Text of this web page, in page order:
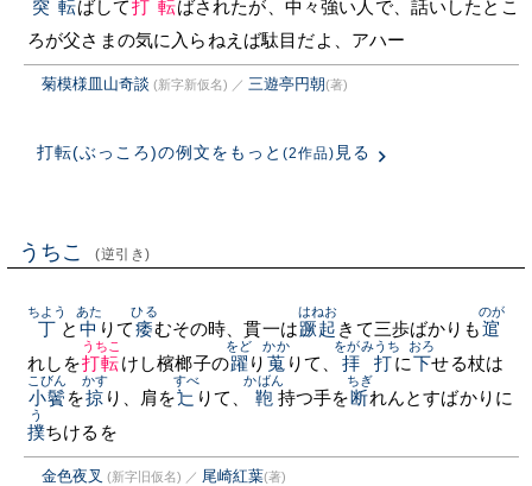
突転ばして打転ばされたが、中々強い人で、話いしたとこ
ろが父さまの気に入らねえば駄目だよ、アハー
菊模様皿山奇談 (新字新仮名) ／ 三遊亭円朝(著)
打転(ぶっころ)の例文をもっと (2作品) 見る
うちこ (逆引き)
丁
ちよう
と 中
あた
りて痿
ひる
むその時、貫一は蹶起
はねお
きて三歩ばかりも逭
のが
れしを打転
うちこ
けし檳榔子の躍
をど
り 蒐
かか
りて、 拝打
をがみうち
に下
おろ
せる杖は
小鬢
こびん
を掠
かす
り、肩を辷
すべ
りて、 鞄
かばん
持つ手を断
ちぎ
れんとすばかりに
撲
う
ちけるを
金色夜叉 (新字旧仮名) ／ 尾崎紅葉(著)